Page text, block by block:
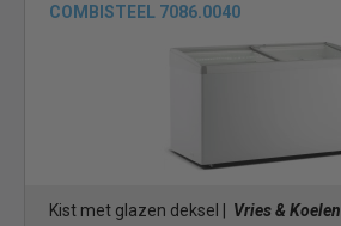
COMBISTEEL 7086.0040
Kist met glazen deksel | Vries & Koelen